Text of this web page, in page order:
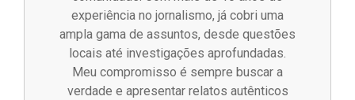
experiência no jornalismo, já cobri uma
ampla gama de assuntos, desde questões
locais até investigações aprofundadas.
Meu compromisso é sempre buscar a
verdade e apresentar relatos autênticos